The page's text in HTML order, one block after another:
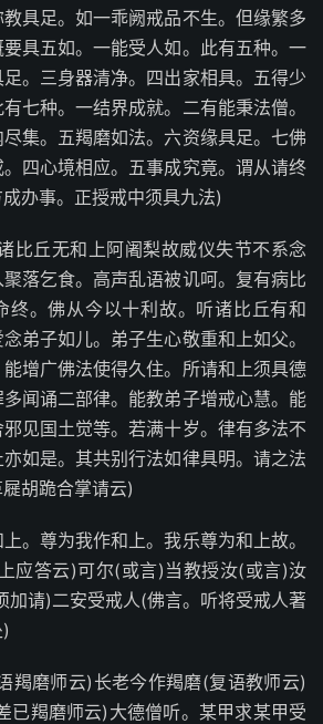
具足。如一乖阙戒品不生。但缘繁多
具五如。一能受人如。此有五种。一
。三身器清净。四出家相具。五得少
七种。一结界成就。二有能秉法僧。
集。五羯磨如法。六资缘具足。七佛
四心境相应。五事成究竟。谓从请终
办事。正授戒中须具九法)
比丘无和上阿阇梨故威仪失节不系念
落乞食。高声乱语被讥呵。复有病比
终。佛从今以十利故。听诸比丘有和
弟子如儿。弟子生心敬重和上如父。
增广佛法使得久住。所请和上须具德
闻诵二部律。能教弟子增戒心慧。能
见国土觉等。若满十岁。律有多法不
如是。其共别行法如律具明。请之法
胡跪合掌请云)
。尊为我作和上。我乐尊为和上故。
应答云)可尔(或言)当教授汝(或言)汝
加请)二安受戒人(佛言。听将受戒人著
羯磨师云)长老今作羯磨(复语教师云)
已羯磨师云)大德僧听。某甲求某甲受